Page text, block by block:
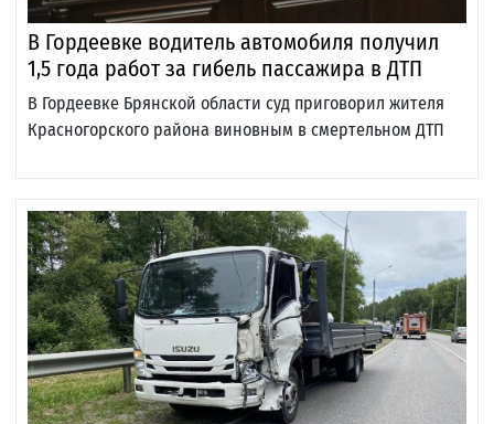
В Гордеевке водитель автомобиля получил
1,5 года работ за гибель пассажира в ДТП
В Гордеевке Брянской области суд приговорил жителя
Красногорского района виновным в смертельном ДТП